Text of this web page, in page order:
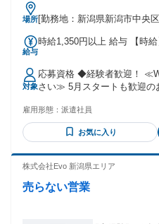
場所[勤務地：新潟県新潟市中央
給与
時給1,350円以上 給与 【時給
対象
応募資格 ◆経験者歓迎！ ≪WEB登録OK！お気軽に登録くだ
さい≫ 5月スタートも歓迎の
雇用形態： 派遣社員
お気に入り
株式会社Evo 新潟県エリア
売らない営業